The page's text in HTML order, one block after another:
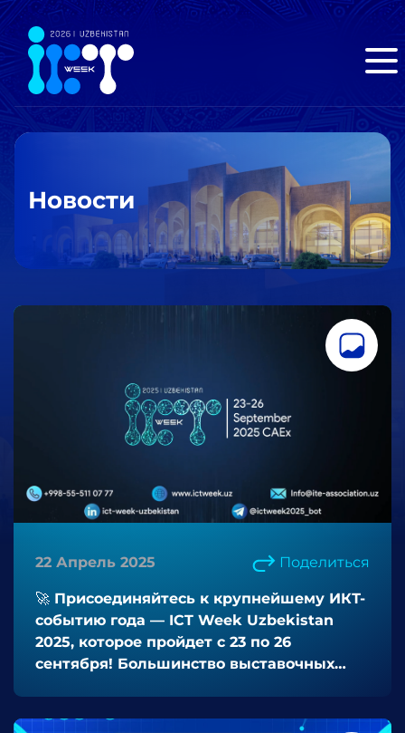
Новости
22 Апрель 2025 Поделиться
🚀 Присоединяйтесь к крупнейшему ИКТ-
событию года — ICT Week Uzbekistan
2025, которое пройдет с 23 по 26
сентября! Большинство выставочных